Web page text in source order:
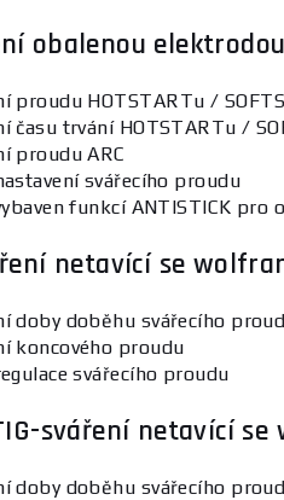
obalenou
proudu HOTSTARTu /
času trvání HOTSTARTu /
proudu ARC
svářecího proudu
funkcí ANTISTICK
netavící se
doby doběhu svářecího
koncového proudu
svářecího proudu
sváření netavící
doby doběhu svářecího